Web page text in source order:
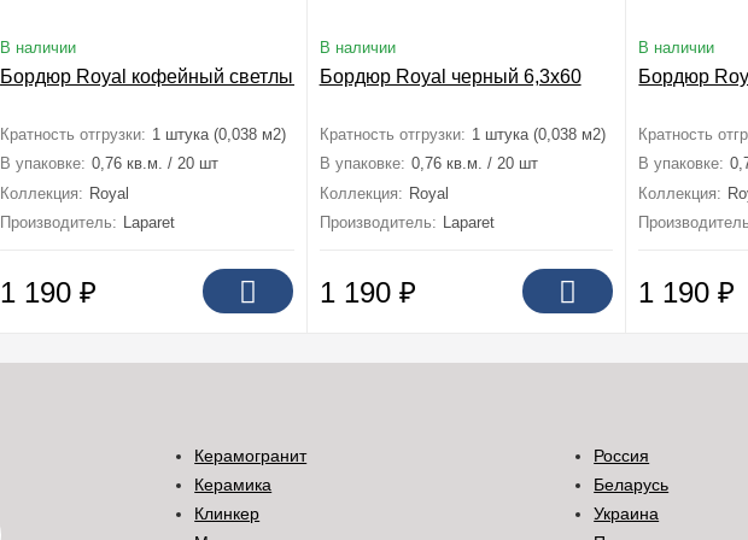
В наличии
Бордюр Royal кофейный светлый 6,3x60
Кратность отгрузки: 1 штука (0,038 м2)
В упаковке: 0,76 кв.м. / 20 шт
Коллекция: Royal
Производитель: Laparet
1 190 ₽
В наличии
Бордюр Royal черный 6,3x60
Кратность отгрузки: 1 штука (0,038 м2)
В упаковке: 0,76 кв.м. / 20 шт
Коллекция: Royal
Производитель: Laparet
1 190 ₽
В наличии
Бордюр
Кратность
В упаковке:
Коллекция:
1 190₽
Керамогранит
Керамика
Клинкер
Россия
Беларусь
Украина